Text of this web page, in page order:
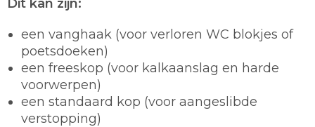
Dit kan zijn:
een vanghaak (voor verloren WC blokjes of
poetsdoeken)
een freeskop (voor kalkaanslag en harde
voorwerpen)
een standaard kop (voor aangeslibde
verstopping)